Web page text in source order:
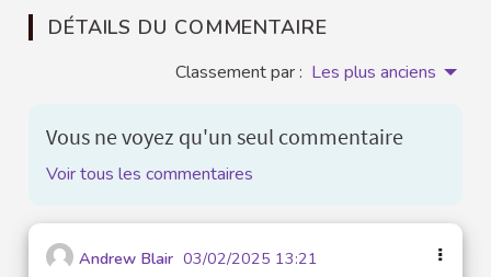
DÉTAILS DU COMMENTAIRE
Classement par : Les plus anciens
Vous ne voyez qu'un seul commentaire
Voir tous les commentaires
Andrew Blair 03/02/2025 13:21